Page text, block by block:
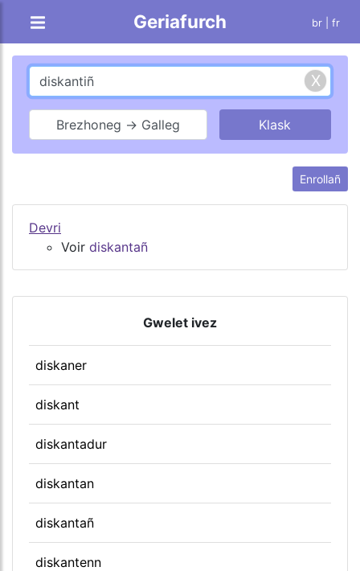
Geriafurch br | fr
Brezhoneg → Galleg
Enrollañ
Devri
Voir diskantañ
Gwelet ivez
diskaner
diskant
diskantadur
diskantan
diskantañ
diskantenn